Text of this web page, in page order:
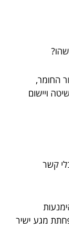
החומר,
ויישום
קשר
מגע ישיר